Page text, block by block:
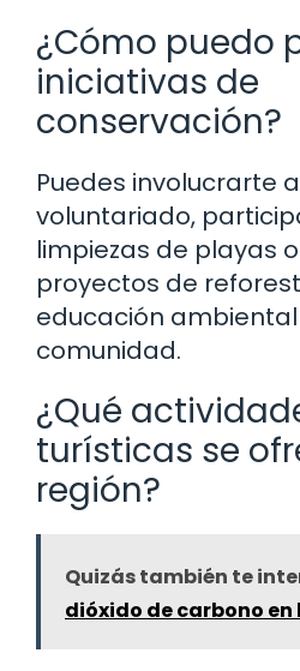
¿Cómo puedo
iniciativas de
conservación?
Puedes involucrarte
voluntariado,
limpiezas de playas
proyectos de
educación
comunidad.
¿Qué
turísticas se
región?
Quizás también te
dióxido de carbono